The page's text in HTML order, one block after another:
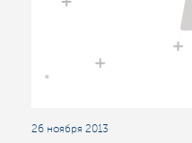
26 ноября 2013